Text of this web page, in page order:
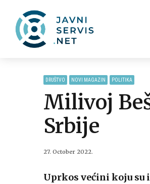
DRUŠTVO NOVI MAGAZIN POLITIKA
Milivoj
Srbije
27. October 2022.
Uprkos većini koju